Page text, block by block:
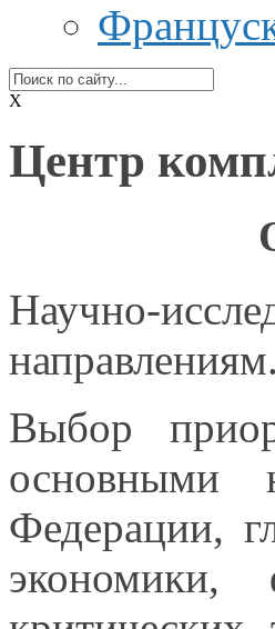
X
Центр
Научно-
направлениям.
Выбор
основными
Федерации,
экономики,